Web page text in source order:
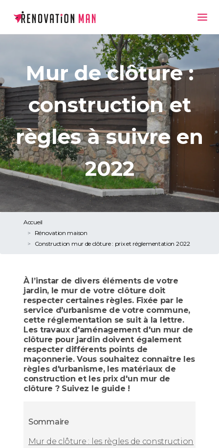
Mur de clôture :
construction et
règles à suivre en
2022
Accueil
Rénovation maison
Construction mur de clôture : prix et réglementation 2022
À l’instar de divers éléments de votre
jardin, le mur de votre clôture doit
respecter certaines règles. Fixée par le
service d'urbanisme de votre commune,
cette réglementation se suit à la lettre.
Les travaux d'aménagement d'un mur de
clôture pour jardin doivent également
respecter différents points de
maçonnerie. Vous souhaitez connaître les
règles d'urbanisme, les matériaux de
construction et les prix d'un mur de
clôture ? Suivez le guide !
Sommaire
Mur de clôture : les règles de construction